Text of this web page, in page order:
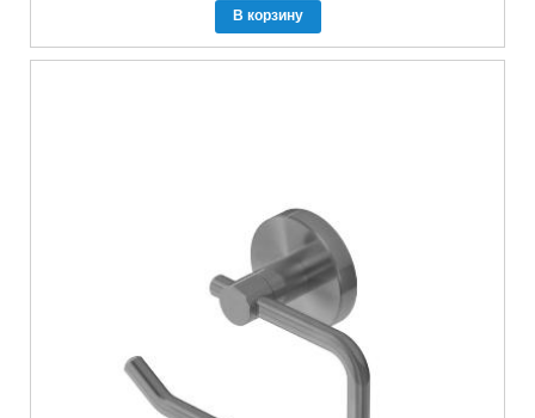
В корзину